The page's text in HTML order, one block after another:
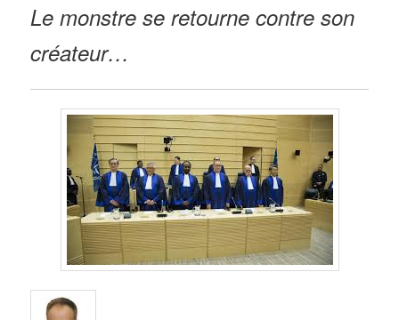
Le monstre se retourne contre son
créateur…